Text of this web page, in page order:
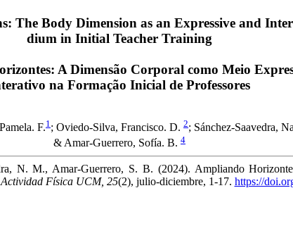
The Body Dimension as an Expressive and
dium in Initial Teacher Training
A Dimensão Corporal como Meio
na Formação Inicial de Professores
F.1; Oviedo-Silva, Francisco. D. 2; Sánchez-Saavedra,
& Amar-Guerrero, Sofía. B. 4
N. M., Amar-Guerrero, S. B. (2024). Ampliando
Física UCM, 25(2), julio-diciembre, 1-17. https://